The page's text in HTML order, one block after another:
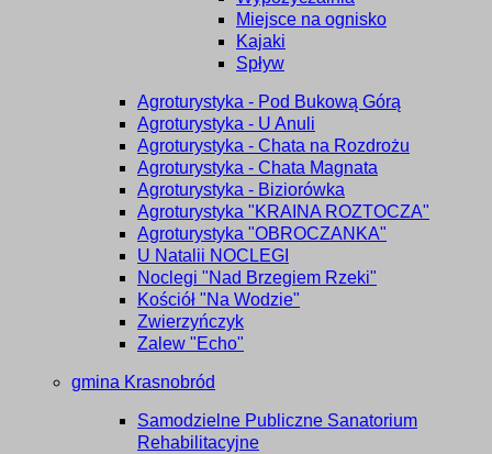
Miejsce na ognisko
Kajaki
Spływ
Agroturystyka - Pod Bukową Górą
Agroturystyka - U Anuli
Agroturystyka - Chata na Rozdrożu
Agroturystyka - Chata Magnata
Agroturystyka - Biziorówka
Agroturystyka "KRAINA ROZTOCZA"
Agroturystyka "OBROCZANKA"
U Natalii NOCLEGI
Noclegi "Nad Brzegiem Rzeki"
Kościół "Na Wodzie"
Zwierzyńczyk
Zalew "Echo"
gmina Krasnobród
Samodzielne Publiczne Sanatorium
Rehabilitacyjne